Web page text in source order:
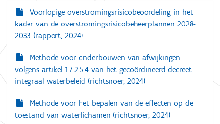
o
e
o
l
l
e
g
e
N
a
g
t
i
Voorlopige overstromingsrisicobeoordeling in het
kader van de overstromingsrisicobeheerplannen 2028-
2033 (rapport, 2024)
Methode voor onderbouwen van afwijkingen
volgens artikel 1.7.2.5.4 van het gecoördineerd decreet
integraal waterbeleid (richtsnoer, 2024)
Methode voor het bepalen van de effecten op de
toestand van waterlichamen (richtsnoer, 2024)